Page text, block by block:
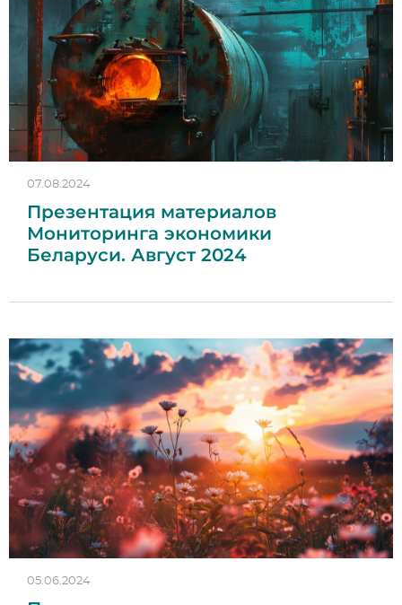
07.08.2024
Презентация материалов
Мониторинга экономики
Беларуси. Август 2024
05.06.2024